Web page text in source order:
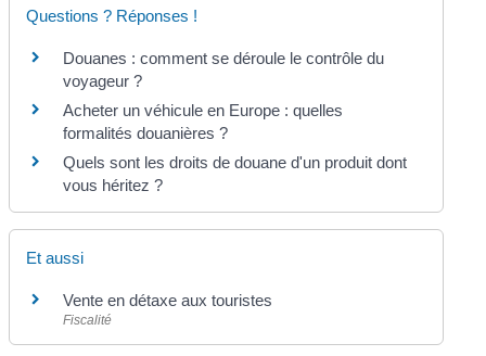
Questions ? Réponses !
Douanes : comment se déroule le contrôle du
voyageur ?
Acheter un véhicule en Europe : quelles
formalités douanières ?
Quels sont les droits de douane d'un produit dont
vous héritez ?
Et aussi
Vente en détaxe aux touristes
Fiscalité